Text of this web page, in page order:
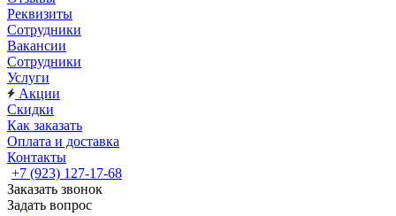
Реквизиты
Сотрудники
Вакансии
Сотрудники
Услуги
Акции
Скидки
Как заказать
Оплата и доставка
Контакты
+7 (923) 127-17-68
Заказать звонок
Задать вопрос